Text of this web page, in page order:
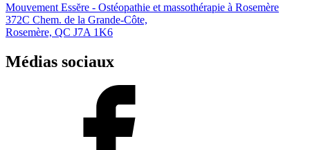
Mouvement Essĕre - Ostéopathie et massothérapie à Rosemère
372C Chem. de la Grande-Côte,
Rosemère, QC J7A 1K6
Médias sociaux